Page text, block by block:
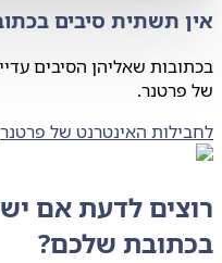
תשתית סיבים בכתובת
שאליהן הסיבים עדיין לא
האינטרנט של פרטנר
לדעת אם יש
שלכם?